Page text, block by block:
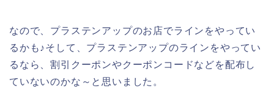
なので、プラステンアップのお店でラインをやってい
るかも♪そして、プラステンアップのラインをやってい
るなら、割引クーポンやクーポンコードなどを配布し
ていないのかな～と思いました。